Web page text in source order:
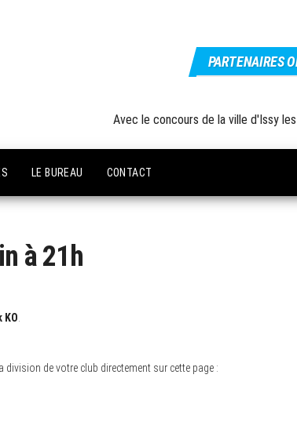
PARTENAIRES
Avec le concours de la ville d'Issy
LE BUREAU CONTACT
à 21h
KO.
de votre club directement sur cette page :